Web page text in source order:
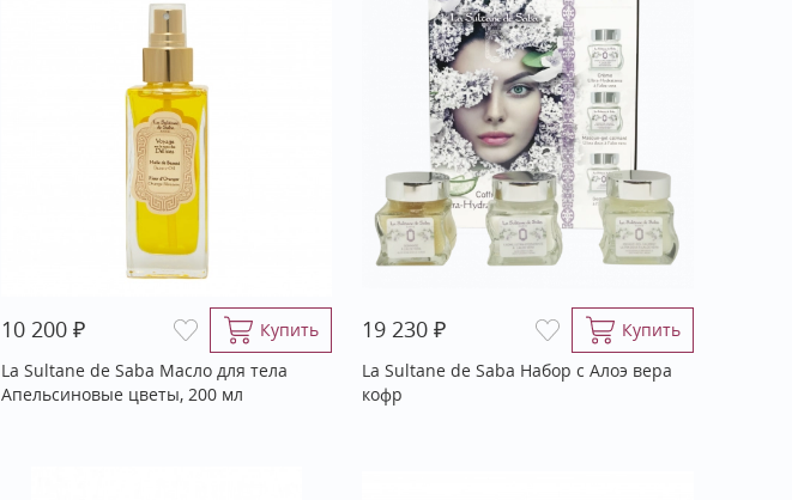
10 200 ₽
Купить
La Sultane de Saba Масло для тела
Апельсиновые цветы, 200 мл
19 230₽
Купить
La Sultane de Saba Набор с Алоэ вера
кофр